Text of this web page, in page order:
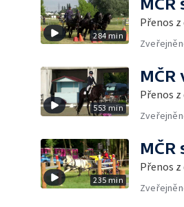
284 min
Přenos
553 min
Přenos
235 min
Přenos